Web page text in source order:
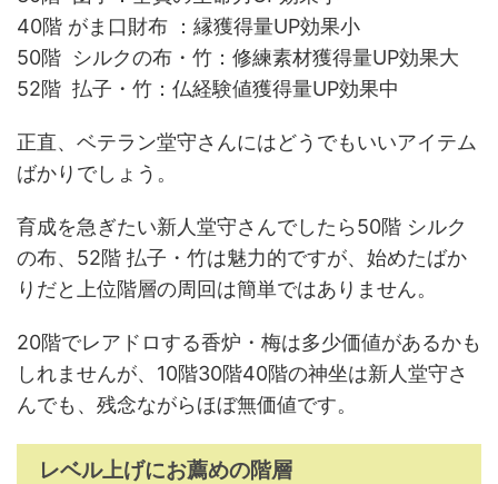
40階 がま口財布 ：縁獲得量UP効果小
50階 シルクの布・竹：修練素材獲得量UP効果大
52階 払子・竹：仏経験値獲得量UP効果中
正直、ベテラン堂守さんにはどうでもいいアイテム
ばかりでしょう。
育成を急ぎたい新人堂守さんでしたら50階 シルク
の布、52階 払子・竹は魅力的ですが、始めたばか
りだと上位階層の周回は簡単ではありません。
20階でレアドロする香炉・梅は多少価値があるかも
しれませんが、10階30階40階の神坐は新人堂守さ
んでも、残念ながらほぼ無価値です。
レベル上げにお薦めの階層